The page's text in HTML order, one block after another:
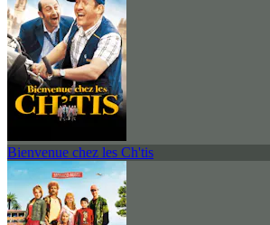
Bienvenue chez les Ch'tis